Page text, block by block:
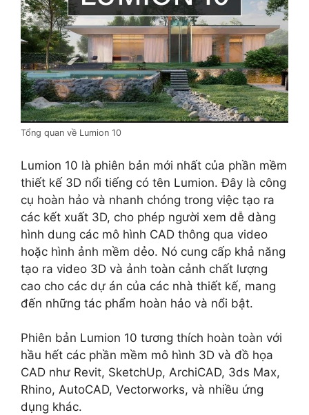
Tổng quan về Lumion 10
Lumion 10 là phiên bản mới nhất của phần mềm
thiết kế 3D nổi tiếng có tên Lumion. Đây là công
cụ hoàn hảo và nhanh chóng trong việc tạo ra
các kết xuất 3D, cho phép người xem dễ dàng
hình dung các mô hình CAD thông qua video
hoặc hình ảnh mềm dẻo. Nó cung cấp khả năng
tạo ra video 3D và ảnh toàn cảnh chất lượng
cao cho các dự án của các nhà thiết kế, mang
đến những tác phẩm hoàn hảo và nổi bật.
Phiên bản Lumion 10 tương thích hoàn toàn với
hầu hết các phần mềm mô hình 3D và đồ họa
CAD như Revit, SketchUp, ArchiCAD, 3ds Max,
Rhino, AutoCAD, Vectorworks, và nhiều ứng
dụng khác.